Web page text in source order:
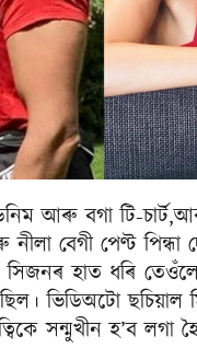
আৰু বগা টি-
বেগী পেণ্ট পিন্ধা
হাত ধৰি
ভিডিঅটো ছচিয়াল
সন্মুখীন হ’ব লগা